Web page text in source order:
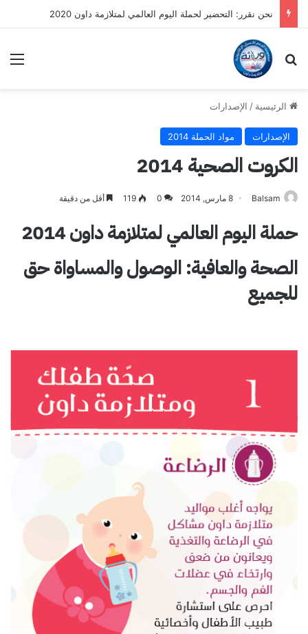
رسائل الواتس أب – متلازمة داون 2018-2019
بحث عن
الرئيسية / الإصدارات
الإصدارات مواد الحملة 2014
الكروت الصحية 2014
Balsam 8 مارس, 2014 0
119 أقل من دقيقة
حملة اليوم العالمي لمتلازمة داون 2014
الصحة والعافية: الوصول والمساواة حق
للجميع